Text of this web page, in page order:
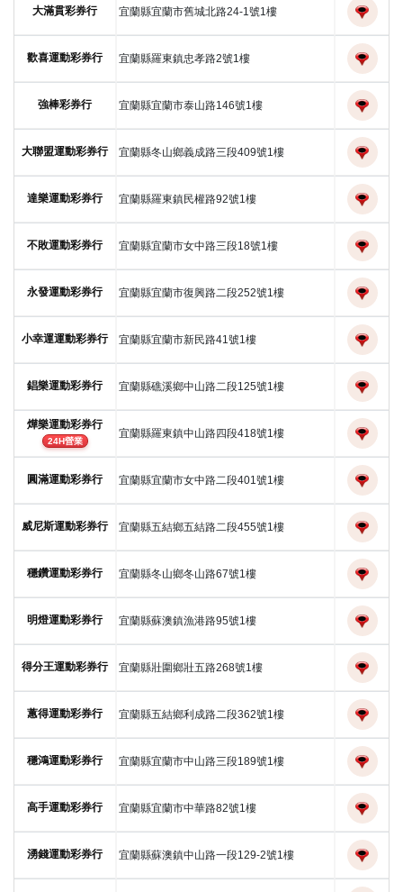
大滿貫彩券行 宜蘭縣宜蘭市舊城北路24-1號1樓
歡喜運動彩券行 宜蘭縣羅東鎮忠孝路2號1樓
強棒彩券行 宜蘭縣宜蘭市泰山路146號1樓
大聯盟運動彩券行 宜蘭縣冬山鄉義成路三段409號1樓
達樂運動彩券行 宜蘭縣羅東鎮民權路92號1樓
不敗運動彩券行 宜蘭縣宜蘭市女中路三段18號1樓
永發運動彩券行 宜蘭縣宜蘭市復興路二段252號1樓
小幸運運動彩券行 宜蘭縣宜蘭市新民路41號1樓
錩樂運動彩券行 宜蘭縣礁溪鄉中山路二段125號1樓
燁樂運動彩券行
24H營業
宜蘭縣羅東鎮中山路四段418號1樓
圓滿運動彩券行 宜蘭縣宜蘭市女中路二段401號1樓
威尼斯運動彩券行 宜蘭縣五結鄉五結路二段455號1樓
穩鑽運動彩券行 宜蘭縣冬山鄉冬山路67號1樓
明燈運動彩券行 宜蘭縣蘇澳鎮漁港路95號1樓
得分王運動彩券行 宜蘭縣壯圍鄉壯五路268號1樓
蕙得運動彩券行 宜蘭縣五結鄉利成路二段362號1樓
穩鴻運動彩券行 宜蘭縣宜蘭市中山路三段189號1樓
高手運動彩券行 宜蘭縣宜蘭市中華路82號1樓
湧錢運動彩券行 宜蘭縣蘇澳鎮中山路一段129-2號1樓